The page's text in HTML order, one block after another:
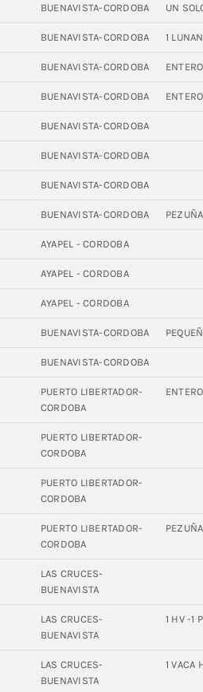
BUENAVISTA-CORDOBA UN
BUENAVISTA-CORDOBA 1
BUENAVISTA-CORDOBA
BUENAVISTA-CORDOBA
BUENAVISTA-CORDOBA
BUENAVISTA-CORDOBA
BUENAVISTA-CORDOBA
BUENAVISTA-CORDOBA
AYAPEL - CORDOBA
AYAPEL - CORDOBA
AYAPEL - CORDOBA
BUENAVISTA-CORDOBA
BUENAVISTA-CORDOBA
PUERTO LIBERTADOR-
CORDOBA
PUERTO LIBERTADOR-
CORDOBA
PUERTO LIBERTADOR-
CORDOBA
PUERTO LIBERTADOR-
CORDOBA
LAS CRUCES-
BUENAVISTA
LAS CRUCES-
BUENAVISTA
1 HV -1
LAS CRUCES-
BUENAVISTA
1 VACA